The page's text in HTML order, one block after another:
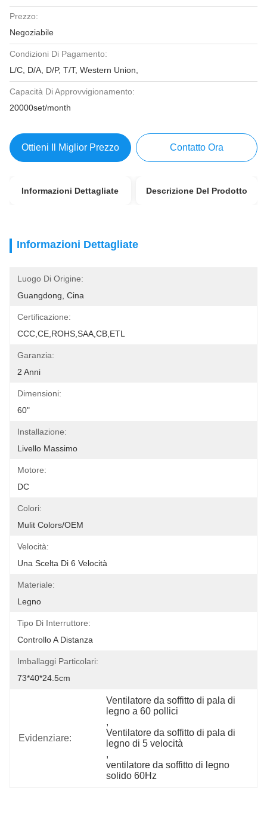
Prezzo:
Negoziabile
Condizioni Di Pagamento:
L/C, D/A, D/P, T/T, Western Union,
Capacità Di Approvvigionamento:
20000set/month
Ottieni Il Miglior Prezzo Contatto Ora
Informazioni Dettagliate Descrizione Del Prodotto
Informazioni Dettagliate
Luogo Di Origine:
Guangdong, Cina
Certificazione:
CCC,CE,ROHS,SAA,CB,ETL
Garanzia:
2 Anni
Dimensioni:
60"
Installazione:
Livello Massimo
Motore:
DC
Colori:
Mulit Colors/OEM
Velocità:
Una Scelta Di 6 Velocità
Materiale:
Legno
Tipo Di Interruttore:
Controllo A Distanza
Imballaggi Particolari:
73*40*24.5cm
Evidenziare:
Ventilatore da soffitto di pala di
legno a 60 pollici
,
Ventilatore da soffitto di pala di
legno di 5 velocità
,
ventilatore da soffitto di legno
solido 60Hz